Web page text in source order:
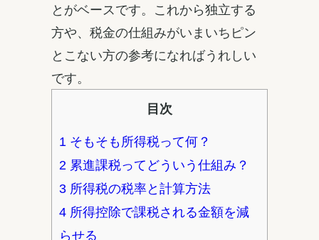
とがベースです。これから独立する
方や、税金の仕組みがいまいちピン
とこない方の参考になればうれしい
です。
目次
1 そもそも所得税って何？
2 累進課税ってどういう仕組み？
3 所得税の税率と計算方法
4 所得控除で課税される金額を減
らせる